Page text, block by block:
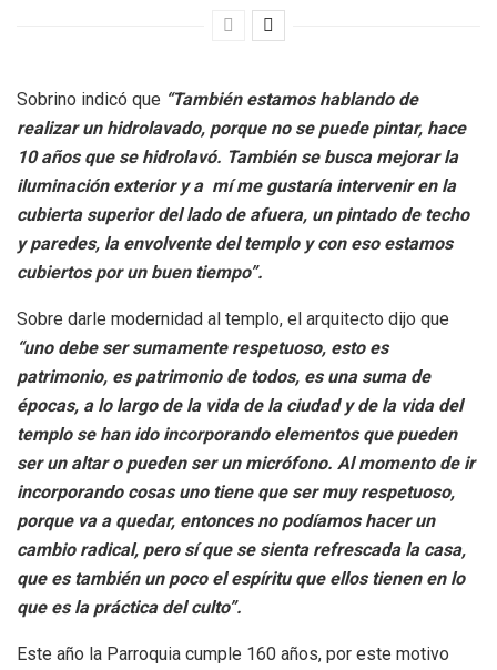
Sobrino indicó que “También estamos hablando de
realizar un hidrolavado, porque no se puede pintar, hace
10 años que se hidrolavó. También se busca mejorar la
iluminación exterior y a mí me gustaría intervenir en la
cubierta superior del lado de afuera, un pintado de techo
y paredes, la envolvente del templo y con eso estamos
cubiertos por un buen tiempo”.
Sobre darle modernidad al templo, el arquitecto dijo que
“uno debe ser sumamente respetuoso, esto es
patrimonio, es patrimonio de todos, es una suma de
épocas, a lo largo de la vida de la ciudad y de la vida del
templo se han ido incorporando elementos que pueden
ser un altar o pueden ser un micrófono. Al momento de ir
incorporando cosas uno tiene que ser muy respetuoso,
porque va a quedar, entonces no podíamos hacer un
cambio radical, pero sí que se sienta refrescada la casa,
que es también un poco el espíritu que ellos tienen en lo
que es la práctica del culto”.
Este año la Parroquia cumple 160 años, por este motivo